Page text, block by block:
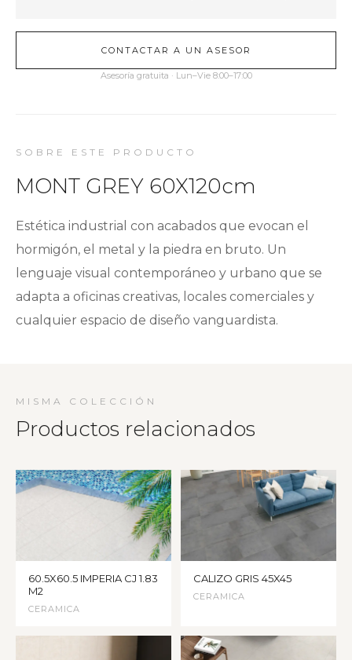
CONTACTAR A UN ASESOR
Asesoría gratuita · Lun–Vie 8:00–17:00
SOBRE ESTE PRODUCTO
MONT GREY 60X120cm
Estética industrial con acabados que evocan el
hormigón, el metal y la piedra en bruto. Un
lenguaje visual contemporáneo y urbano que se
adapta a oficinas creativas, locales comerciales y
cualquier espacio de diseño vanguardista.
MISMA COLECCIÓN
Productos relacionados
60.5X60.5 IMPERIA CJ 1.83
M2
CERAMICA
CALIZO GRIS 45X45
CERAMICA